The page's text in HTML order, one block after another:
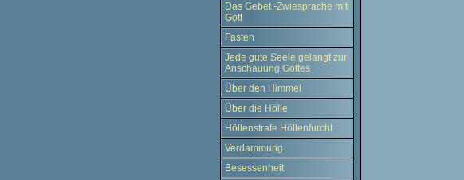
Das Gebet -Zwiesprache mit
Gott
Fasten
Jede gute Seele gelangt zur
Anschauung Gottes
Über den Himmel
Über die Hölle
Höllenstrafe Höllenfurcht
Verdammung
Besessenheit